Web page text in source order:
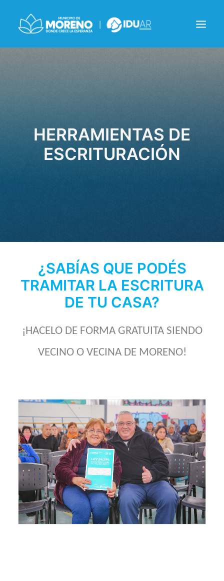
HERRAMIENTAS DE
ESCRITURACIÓN
¿SABÍAS QUE PODÉS
TRAMITAR LA ESCRITURA
DE TU CASA?
¡HACELO DE FORMA GRATUITA SIENDO
VECINO O VECINA DE MORENO!